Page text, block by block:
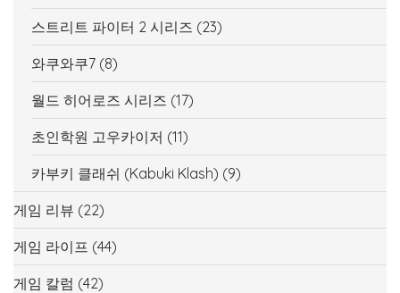
스트리트 파이터 2 시리즈 (23)
와쿠와쿠7 (8)
월드 히어로즈 시리즈 (17)
초인학원 고우카이저 (11)
카부키 클래쉬 (Kabuki Klash) (9)
게임 리뷰 (22)
게임 라이프 (44)
게임 칼럼 (42)